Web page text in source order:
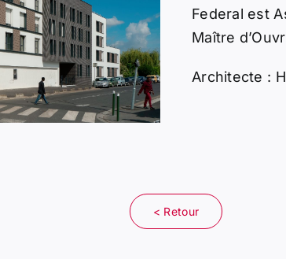
Federal est
Maître
Architecte :
< Retour